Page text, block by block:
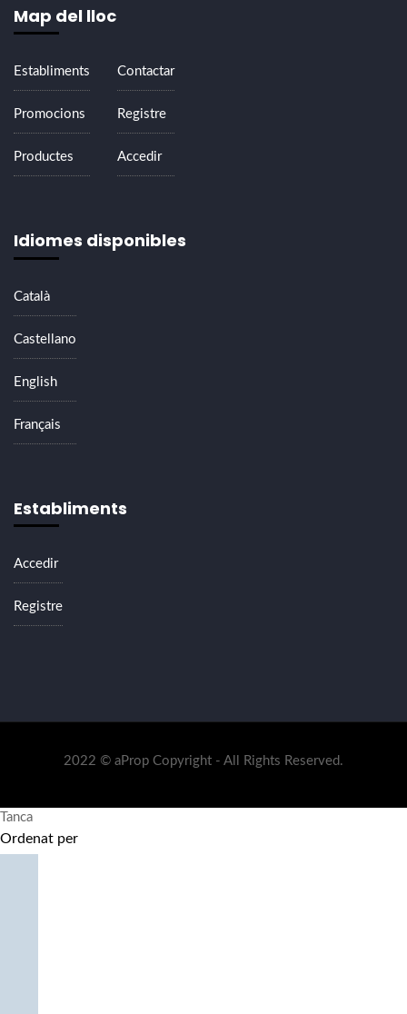
Map del lloc
Establiments
Promocions
Productes
Contactar
Registre
Accedir
Idiomes disponibles
Català
Castellano
English
Français
Establiments
Accedir
Registre
2022 © aProp Copyright - All Rights Reserved.
Tanca
Ordenat per